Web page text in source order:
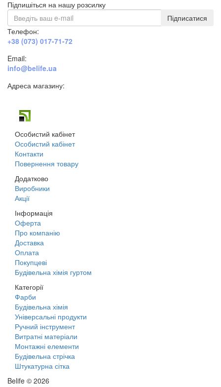
Підпишіться на нашу розсилку
Підписатися
Телефон:
+38 (073) 017-71-72
Email:
info@belife.ua
Адреса магазину:
Особистий кабінет
Особистий кабінет
Контакти
Повернення товару
Додатково
Виробники
Акції
Інформація
Оферта
Про компанію
Доставка
Оплата
Покупцеві
Будівельна хімія гуртом
Категорії
Фарби
Будівельна хімія
Універсальні продукти
Ручний інструмент
Витратні матеріали
Монтажні елементи
Будівельна стрічка
Штукатурна сітка
Belife © 2026